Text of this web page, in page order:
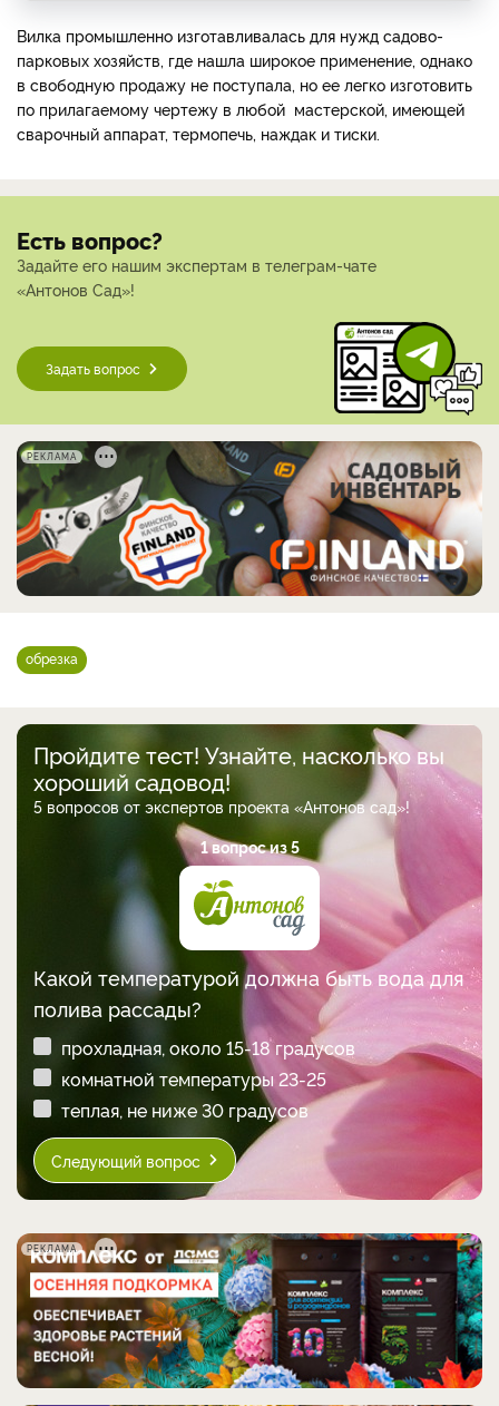
Вилка промышленно изготавливалась для нужд садово-
парковых хозяйств, где нашла широкое применение, однако
в свободную продажу не поступала, но ее легко изготовить
по прилагаемому чертежу в любой мастерской, имеющей
сварочный аппарат, термопечь, наждак и тиски.
Есть вопрос?
Задайте его нашим экспертам в телеграм-чате
«Антонов Сад»!
Задать вопрос
РЕКЛАМА
обрезка
Пройдите тест! Узнайте, насколько вы
хороший садовод!
5 вопросов от экспертов проекта «Антонов сад»!
1 вопрос из 5
Какой температурой должна быть вода для
полива рассады?
прохладная, около 15-18 градусов
комнатной температуры 23-25
теплая, не ниже 30 градусов
Следующий вопрос
РЕКЛАМА